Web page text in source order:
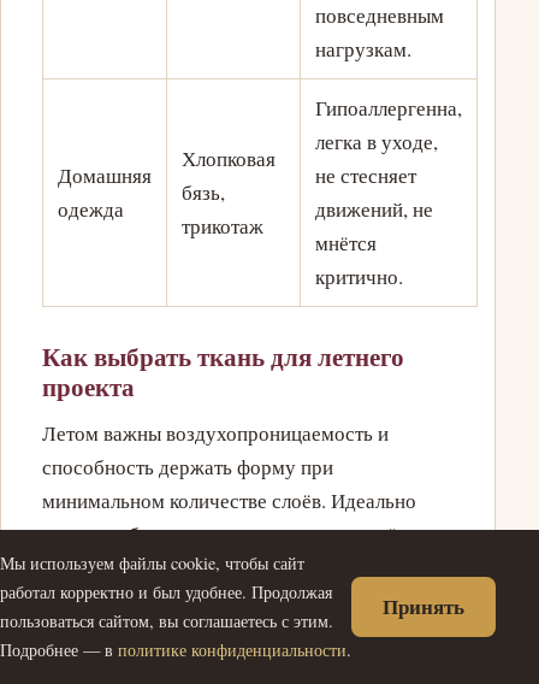
повседневным
нагрузкам.
Домашняя
одежда
Хлопковая
бязь,
трикотаж
Гипоаллергенна,
легка в уходе,
не стесняет
движений, не
мнётся
критично.
Как выбрать ткань для летнего
проекта
Летом важны воздухопроницаемость и
способность держать форму при
минимальном количестве слоёв. Идеально
подходят бязь, поплин и ситец — они лёгкие,
но не рыхлые, не требуют подкладки и быстро
высыхают. Льняная бязь добавляет
фактурности и прохлады. Проверяйте, чтобы
ткань не просвечивала критично: для белых и
Мы используем файлы cookie, чтобы сайт
работал корректно и был удобнее. Продолжая
пользоваться сайтом, вы соглашаетесь с этим.
Подробнее — в политике конфиденциальности.
Принять